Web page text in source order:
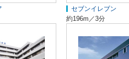
セブンイレブン
約196m／3分